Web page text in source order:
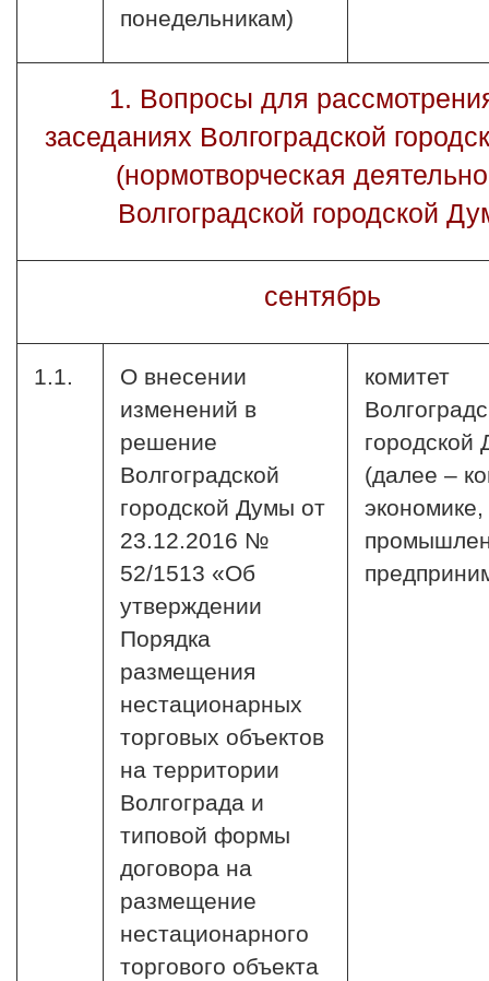
понедельникам)
1. Вопросы для
заседаниях Волгоградской
(нормотворческая
Волгоградской городской
сентябрь
1.1.
О внесении
изменений в
решение
Волгоградской
городской Думы от
23.12.2016 №
52/1513 «Об
утверждении
Порядка
размещения
нестационарных
торговых объектов
на территории
Волгограда и
типовой формы
договора на
размещение
нестационарного
торгового объекта
комитет
городской
(далее –
экономике,